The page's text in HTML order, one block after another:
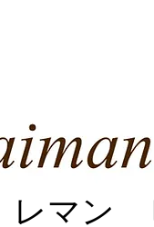
レマン